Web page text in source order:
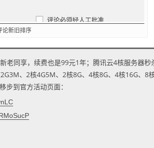
论新旧排序
老同享，续费也是99元1年；腾讯云4核服务器
、2核4G5M、2核8G、4核8G、4核16G、8
步到官方活动页面：